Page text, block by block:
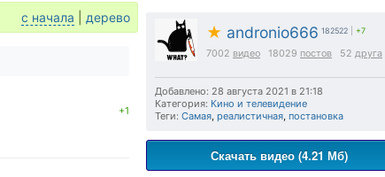
★ andronio666 182522 +7
7002 видео 18029 постов 52 друга
Добавлено: 28 августа 2021 в 21:18
Категория: Кино и телевидение
Теги: Самая, реалистичная, постановка
Скачать видео (4.21 Мб)
с начала дерево
+1